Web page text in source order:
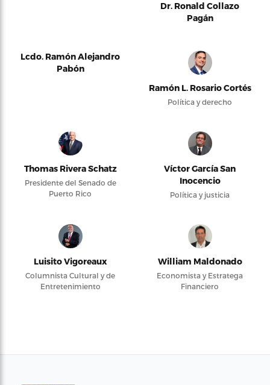
Dr. Ronald Collazo
Pagán
Lcdo. Ramón Alejandro
Pabón
Ramón L. Rosario Cortés
Política y derecho
Thomas Rivera Schatz
Presidente del Senado de
Puerto Rico
Víctor García San
Inocencio
Política y justicia
Luisito Vigoreaux
Columnista Cultural y de
Entretenimiento
William Maldonado
Economista y Estratega
Financiero